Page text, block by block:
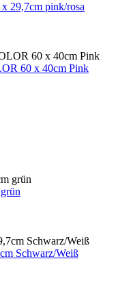
29,7cm pink/rosa
60 x 40cm Pink
Schwarz/Weiß